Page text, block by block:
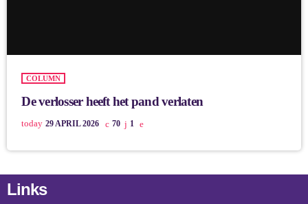
COLUMN
De verlosser heeft het pand verlaten
today 29 APRIL 2026 70 1
Links